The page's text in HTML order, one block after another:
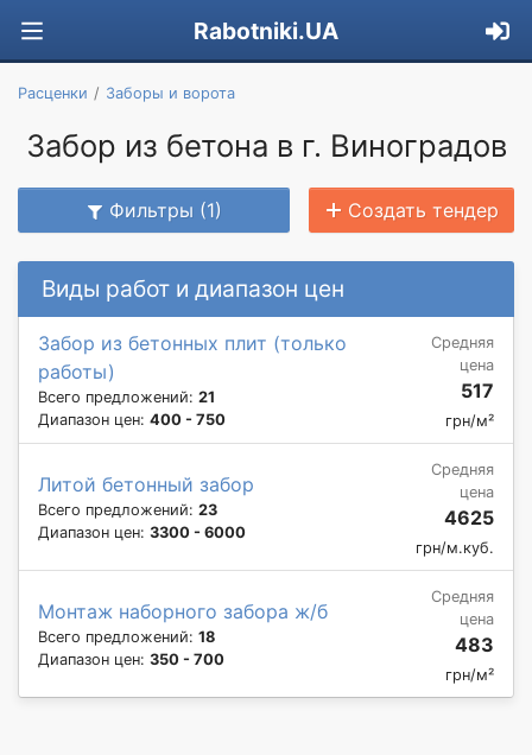
Rabotniki.UA
Расценки Заборы и ворота
Забор из бетона в г. Виноградов
Фильтры (1) Создать тендер
Виды работ и диапазон цен
Забор из бетонных плит (только
работы)
Всего предложений: 21
Диапазон цен: 400 - 750
Средняя
цена
517
грн/м²
Литой бетонный забор
Всего предложений: 23
Диапазон цен: 3300 - 6000
Средняя
цена
4625
грн/м.куб.
Монтаж наборного забора ж/б
Всего предложений: 18
Диапазон цен: 350 - 700
Средняя
цена
483
грн/м²